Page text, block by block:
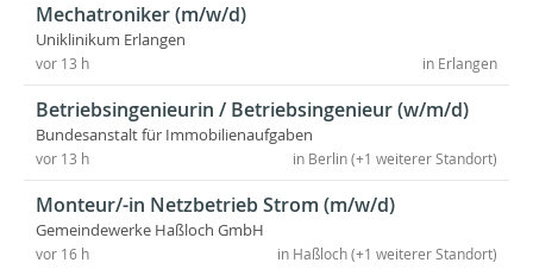
Mechatroniker (m/w/d)
Uniklinikum Erlangen
in Erlangen
vor 13 h
Betriebsingenieurin / Betriebsingenieur (w/m/d)
Bundesanstalt für Immobilienaufgaben
in Berlin (+1 weiterer Standort)
vor 13 h
Monteur/-in Netzbetrieb Strom (m/w/d)
Gemeindewerke Haßloch GmbH
in Haßloch (+1 weiterer Standort)
vor 16 h